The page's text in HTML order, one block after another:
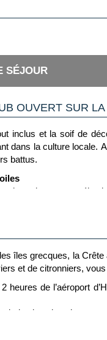
SÉJOUR
OUVERT SUR
inclus et la soif de
dans la culture locale.
battus.
haut de gamme
complète incluant vols,
par l'équipe Kappa
inclus
inédites sans
îles grecques, la
et de citronniers,
heures de l’aéroport
baies les plus